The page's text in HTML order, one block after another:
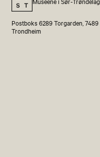
Postboks 6289 Torgarden, 7489
Trondheim